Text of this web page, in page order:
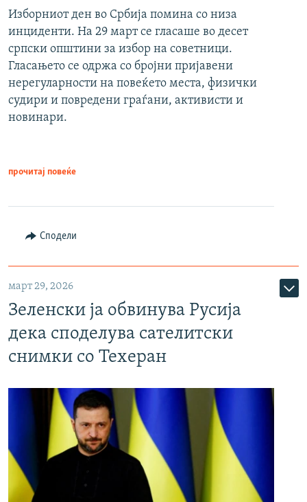
Изборниот ден во Србија помина со низа
инциденти. На 29 март се гласаше во десет
српски општини за избор на советници.
Гласањето се одржа со бројни пријавени
нерегуларности на повеќето места, физички
судири и повредени граѓани, активисти и
новинари.
прочитај повеќе
Сподели
март 29, 2026
Зеленски ја обвинува Русија
дека споделува сателитски
снимки со Техеран